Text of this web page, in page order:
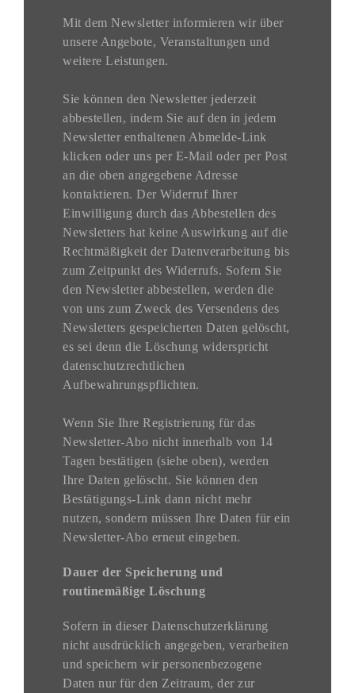
Mit dem Newsletter informieren wir über
unsere Angebote, Veranstaltungen und
weitere Leistungen.
Sie können den Newsletter jederzeit
abbestellen, indem Sie auf den in jedem
Newsletter enthaltenen Abmelde-Link
klicken oder uns per E-Mail oder per Post
an die oben angegebene Adresse
kontaktieren. Der Widerruf Ihrer
Einwilligung durch das Abbestellen des
Newsletters hat keine Auswirkung auf die
Rechtmäßigkeit der Datenverarbeitung bis
zum Zeitpunkt des Widerrufs. Sofern Sie
den Newsletter abbestellen, werden die
von uns zum Zweck des Versendens des
Newsletters gespeicherten Daten gelöscht,
es sei denn die Löschung widerspricht
datenschutzrechtlichen
Aufbewahrungspflichten.
Wenn Sie Ihre Registrierung für das
Newsletter-Abo nicht innerhalb von 14
Tagen bestätigen (siehe oben), werden
Ihre Daten gelöscht. Sie können den
Bestätigungs-Link dann nicht mehr
nutzen, sondern müssen Ihre Daten für ein
Newsletter-Abo erneut eingeben.
Dauer der Speicherung und
routinemäßige Löschung
Sofern in dieser Datenschutzerklärung
nicht ausdrücklich angegeben, verarbeiten
und speichern wir personenbezogene
Daten nur für den Zeitraum, der zur